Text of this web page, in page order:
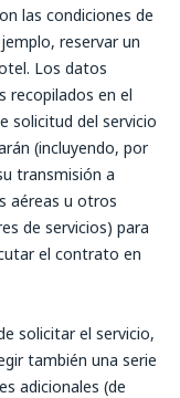
las condiciones de
reservar un
Los datos
recopilados en el
solicitud del servicio
(incluyendo, por
transmisión a
aéreas u otros
de servicios) para
el contrato en
solicitar el servicio,
también una serie
adicionales (de